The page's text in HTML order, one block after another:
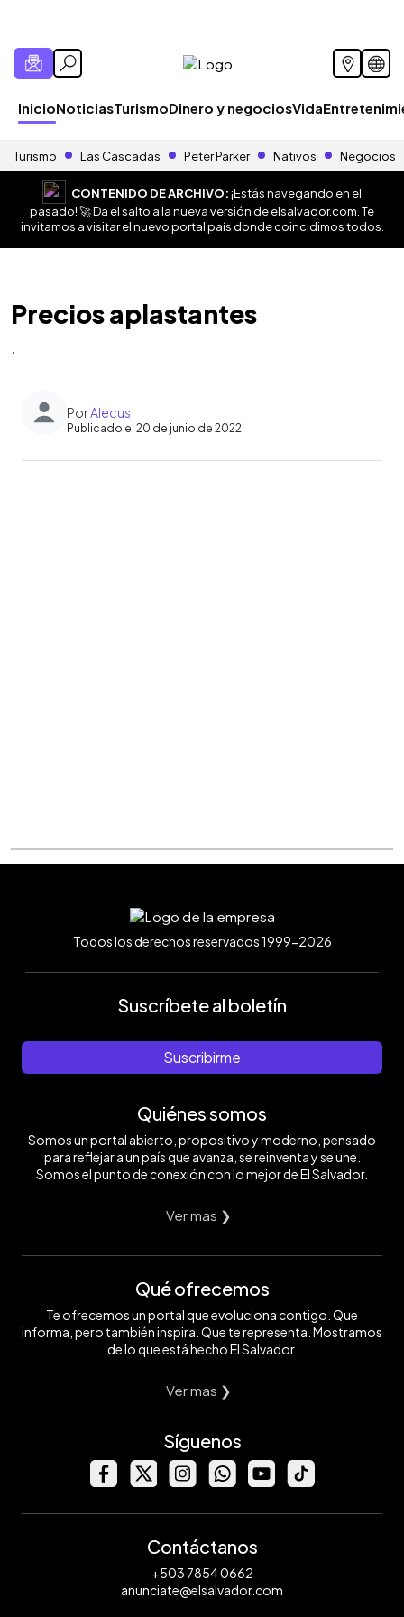
InicioNoticiasTurismoDinero y negociosVida
Turismo Las Cascadas Peter Parker Nativos Negocios
CONTENIDO DE ARCHIVO:¡Estás navegando en el
pasado! 🚀 Da el salto a la nueva versión deelsalvador.com . Te
invitamos a visitar el nuevo portal país donde coincidimos todos.
Precios aplastantes
.
PorAlecus
Publicado el 20 de junio de 2022
Todos los derechos reservados 1999-2026
Suscríbete al boletín
Suscribirme
Quiénes somos
Somos un portal abierto, propositivo y moderno, pensado
para reflejar a un país que avanza, se reinventa y se une.
Somos el punto de conexión con lo mejor de El Salvador.
Ver mas ❯
Qué ofrecemos
Te ofrecemos un portal que evoluciona contigo. Que
informa, pero también inspira. Que te representa. Mostramos
de lo que está hecho El Salvador.
Ver mas ❯
Síguenos
Contáctanos
+503 7854 0662
anunciate@elsalvador.com